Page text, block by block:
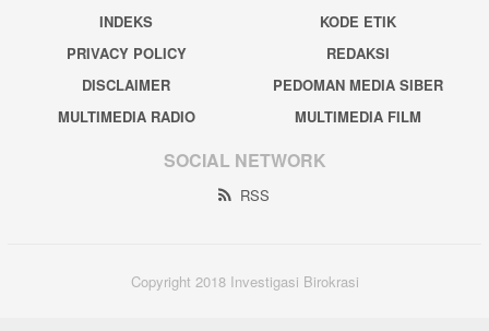
INDEKS
KODE ETIK
PRIVACY POLICY
REDAKSI
DISCLAIMER
PEDOMAN MEDIA SIBER
MULTIMEDIA RADIO
MULTIMEDIA FILM
SOCIAL NETWORK
RSS
Copyright 2018 Investigasi Birokrasi